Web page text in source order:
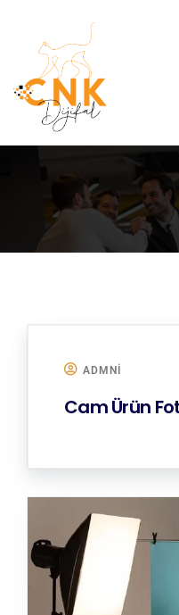
ADMNI
Cam Ürün